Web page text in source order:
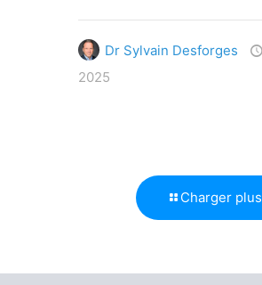
Dr Sylvain Desforges
2025
Charger plus